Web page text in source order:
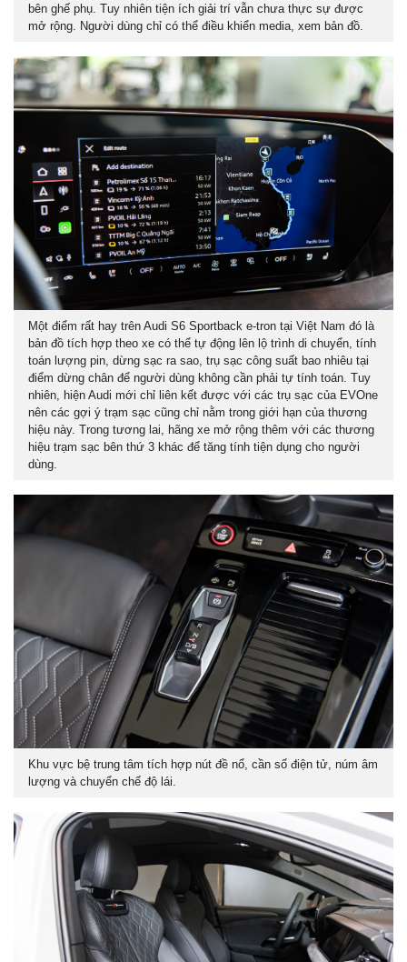
bên ghế phụ. Tuy nhiên tiện ích giải trí vẫn chưa thực sự được
mở rộng. Người dùng chỉ có thể điều khiển media, xem bản đồ.
Một điểm rất hay trên Audi S6 Sportback e-tron tại Việt Nam đó là
bản đồ tích hợp theo xe có thể tự động lên lộ trình di chuyển, tính
toán lượng pin, dừng sạc ra sao, trụ sạc công suất bao nhiêu tại
điểm dừng chân để người dùng không cần phải tự tính toán. Tuy
nhiên, hiện Audi mới chỉ liên kết được với các trụ sạc của EVOne
nên các gợi ý trạm sạc cũng chỉ nằm trong giới hạn của thương
hiệu này. Trong tương lai, hãng xe mở rộng thêm với các thương
hiệu trạm sạc bên thứ 3 khác để tăng tính tiện dụng cho người
dùng.
Khu vực bệ trung tâm tích hợp nút đề nổ, cần số điện tử, núm âm
lượng và chuyển chế độ lái.